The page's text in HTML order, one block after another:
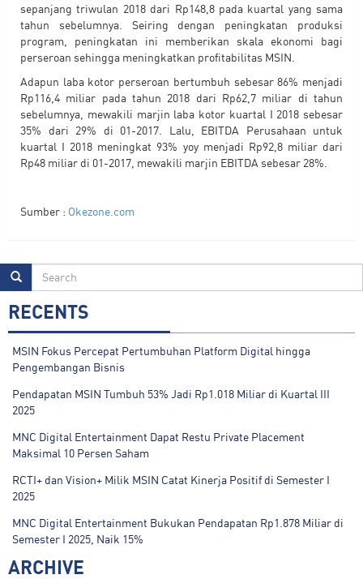
sepanjang triwulan 2018 dari Rp148,8 pada kuartal yang sama
tahun sebelumnya. Seiring dengan peningkatan produksi
program, peningkatan ini memberikan skala ekonomi bagi
perseroan sehingga meningkatkan profitabilitas MSIN.
Adapun laba kotor perseroan bertumbuh sebesar 86% menjadi
Rp116,4 miliar pada tahun 2018 dari Rp62,7 miliar di tahun
sebelumnya, mewakili marjin laba kotor kuartal I 2018 sebesar
35% dari 29% di 01-2017. Lalu, EBITDA Perusahaan untuk
kuartal I 2018 meningkat 93% yoy menjadi Rp92,8 miliar dari
Rp48 miliar di 01-2017, mewakili marjin EBITDA sebesar 28%.
Sumber : Okezone.com
RECENTS
MSIN Fokus Percepat Pertumbuhan Platform Digital hingga
Pengembangan Bisnis
Pendapatan MSIN Tumbuh 53% Jadi Rp1.018 Miliar di Kuartal III
2025
MNC Digital Entertainment Dapat Restu Private Placement
Maksimal 10 Persen Saham
RCTI+ dan Vision+ Milik MSIN Catat Kinerja Positif di Semester I
2025
MNC Digital Entertainment Bukukan Pendapatan Rp1.878 Miliar di
Semester I 2025, Naik 15%
ARCHIVE